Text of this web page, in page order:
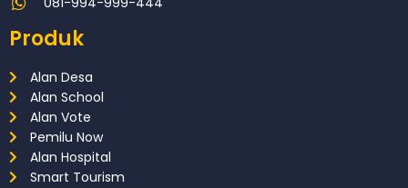
Produk
Alan Desa
Alan School
Alan Vote
Pemilu Now
Alan Hospital
Smart Tourism